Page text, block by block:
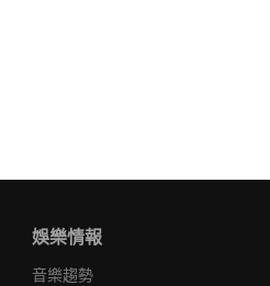
娛樂情報
音樂趨勢